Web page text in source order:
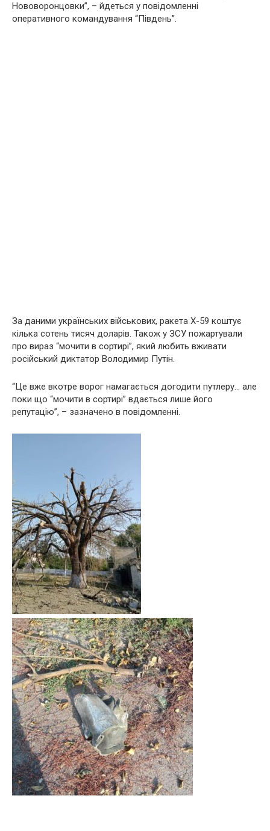
Нововоронцовки”, – йдеться у повідомленні
оперативного командування “Південь”.
За даними українських військових, ракета Х-59 коштує
кілька сотень тисяч доларів. Також у ЗСУ пожартували
про вираз “мочити в сортирі”, який любить вживати
російський диктатор Володимир Путін.
“Це вже вкотре ворог намагається догодити путлеру… але
поки що “мочити в сортирі” вдається лише його
репутацію”, – зазначено в повідомленні.